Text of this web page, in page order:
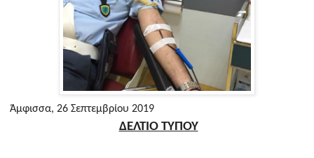
Άμφισσα, 26 Σεπτεμβρίου 2019
ΔΕΛΤΙΟ ΤΥΠΟΥ